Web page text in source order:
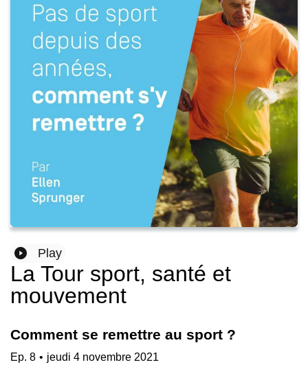
Play
La Tour sport, santé et
mouvement
Comment se remettre au sport ?
Ep. 8 • jeudi 4 novembre 2021